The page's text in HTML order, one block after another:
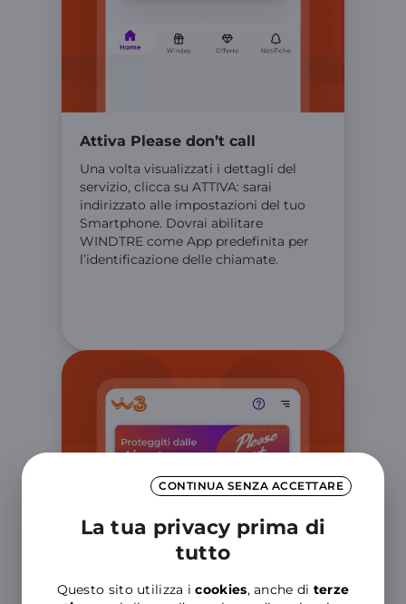
CONTINUA SENZA ACCETTARE
La tua privacy prima di
tutto
Questo sito utilizza icookies, anche di terze
Attiva Please don’t call
Una volta visualizzati i dettagli del
servizio, clicca su ATTIVA: sarai
indirizzato alle impostazioni del tuo
Smartphone. Dovrai abilitare
WINDTRE come App predefinita per
l’identificazione delle chiamate.